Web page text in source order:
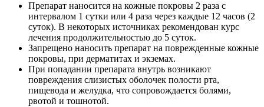
Препарат наносится на кожные покровы 2 раза с
интервалом 1 сутки или 4 раза через каждые 12 часов (2
суток). В некоторых источниках рекомендован курс
лечения продолжительностью до 5 суток.
Запрещено наносить препарат на поврежденные кожные
покровы, при дерматитах и экземах.
При попадании препарата внутрь возникают
повреждения слизистых оболочек полости рта,
пищевода и желудка, что сопровождается болями,
рвотой и тошнотой.